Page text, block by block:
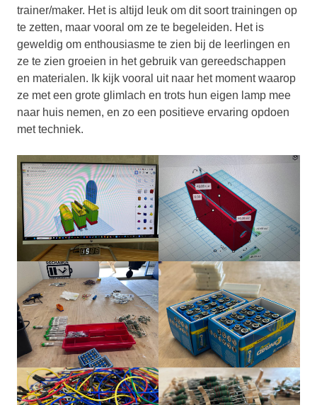
trainer/maker. Het is altijd leuk om dit soort trainingen op
te zetten, maar vooral om ze te begeleiden. Het is
geweldig om enthousiasme te zien bij de leerlingen en
ze te zien groeien in het gebruik van gereedschappen
en materialen. Ik kijk vooral uit naar het moment waarop
ze met een grote glimlach en trots hun eigen lamp mee
naar huis nemen, en zo een positieve ervaring opdoen
met techniek.